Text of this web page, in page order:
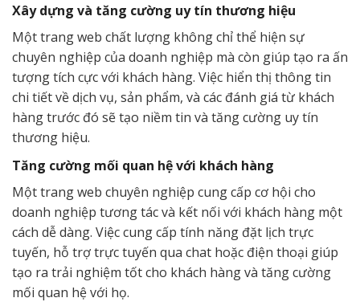
Xây dựng và tăng cường uy tín thương hiệu
Một trang web chất lượng không chỉ thể hiện sự
chuyên nghiệp của doanh nghiệp mà còn giúp tạo ra ấn
tượng tích cực với khách hàng. Việc hiển thị thông tin
chi tiết về dịch vụ, sản phẩm, và các đánh giá từ khách
hàng trước đó sẽ tạo niềm tin và tăng cường uy tín
thương hiệu.
Tăng cường mối quan hệ với khách hàng
Một trang web chuyên nghiệp cung cấp cơ hội cho
doanh nghiệp tương tác và kết nối với khách hàng một
cách dễ dàng. Việc cung cấp tính năng đặt lịch trực
tuyến, hỗ trợ trực tuyến qua chat hoặc điện thoại giúp
tạo ra trải nghiệm tốt cho khách hàng và tăng cường
mối quan hệ với họ.